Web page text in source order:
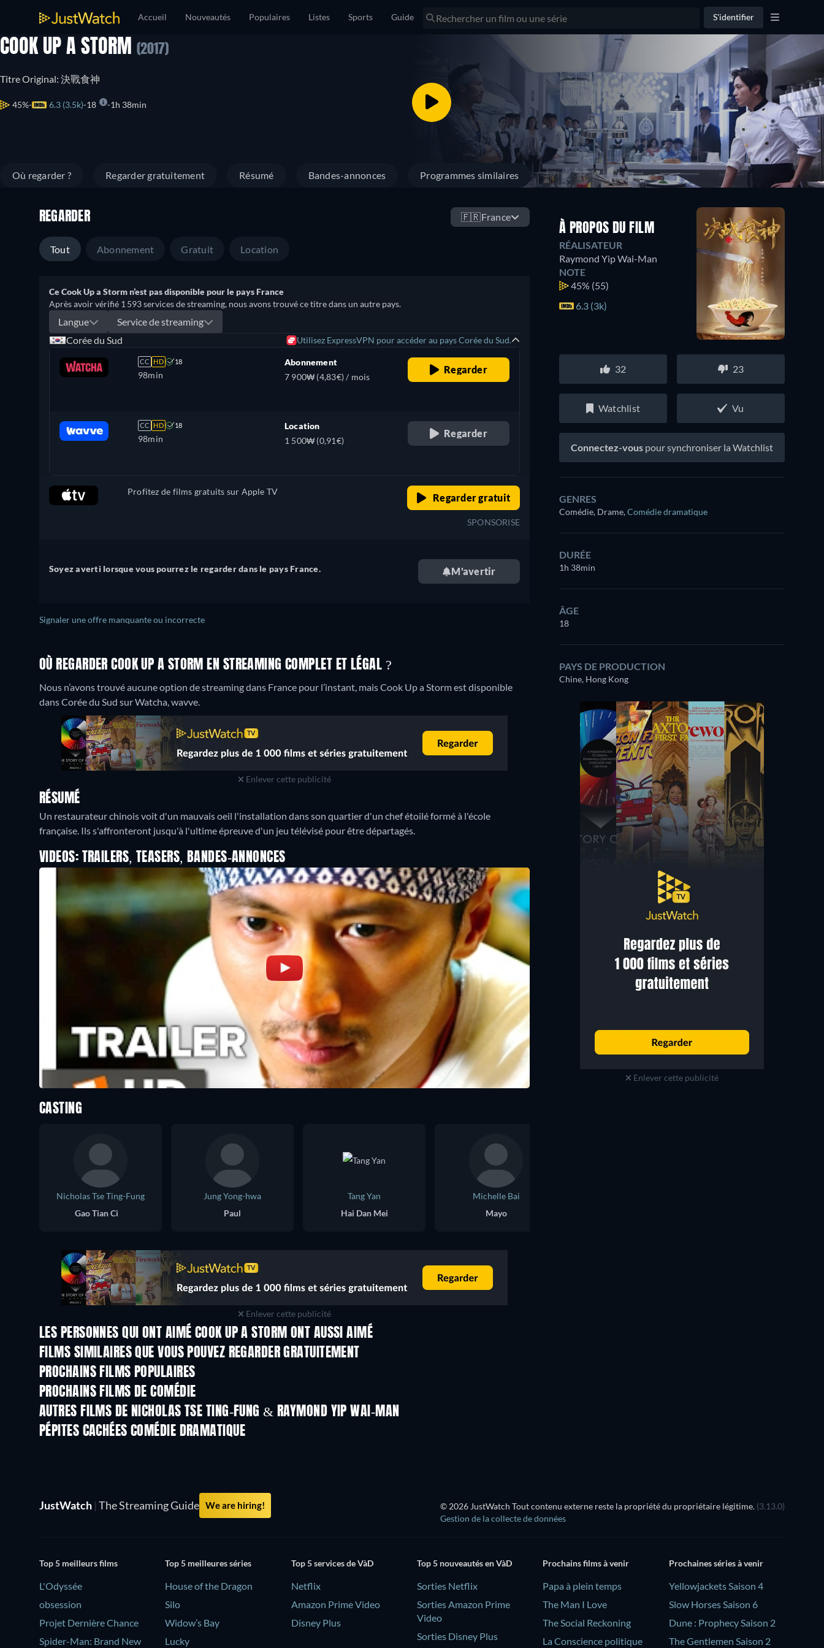
Accueil Nouveautés Populaires Listes Sports Guide S'identifier
COOK UP A STORM (2017)
Titre Original: 決戰食神
45% 6.3 (3.5k) 18 1h 38min
Où regarder ? Regarder gratuitement Résumé Bandes-annonces Programmes similaires
REGARDER 🇫🇷France
Tout Abonnement Gratuit Location
Ce Cook Up a Storm n’est pas disponible pour le pays France
Après avoir vérifié 1 593 services de streaming, nous avons trouvé ce titre dans un autre pays.
Langue
Service de streaming
Corée du Sud
Utilisez ExpressVPN pour accéder au pays Corée du Sud.
CC HD 18
98min
Abonnement
7 900₩ (4,83€) / mois
Regarder
CC HD 18
98min
Location
1 500₩ (0,91€)
Regarder
Profitez de films gratuits sur Apple TV
Regarder gratuit
SPONSORISE
Soyez averti lorsque vous pourrez le regarder dans le pays France. M'avertir
Signaler une offre manquante ou incorrecte
OÙ REGARDER COOK UP A STORM EN STREAMING COMPLET ET LÉGAL ?
Nous n’avons trouvé aucune option de streaming dans France pour l’instant, mais Cook Up a Storm est disponible
dans Corée du Sud sur Watcha, wavve.
Enlever cette publicité
RÉSUMÉ
Un restaurateur chinois voit d'un mauvais oeil l'installation dans son quartier d'un chef étoilé formé à l'école
française. Ils s'affronteront jusqu'à l'ultime épreuve d'un jeu télévisé pour être départagés.
VIDEOS: TRAILERS, TEASERS, BANDES-ANNONCES
À PROPOS DU FILM
RÉALISATEUR
Raymond Yip Wai-Man
NOTE
45% (55)
6.3 (3k)
32 23
Watchlist Vu
Connectez-vous pour synchroniser la Watchlist
GENRES
Comédie, Drame,Comédie dramatique
DURÉE
1h 38min
ÂGE
18
PAYS DE PRODUCTION
Chine, Hong Kong
Enlever cette publicité
CASTING
Nicholas Tse Ting-Fung
Gao Tian Ci
Jung Yong-hwa
Paul
Tang Yan
Hai Dan Mei
Michelle Bai
Mayo
Enlever cette publicité
LES PERSONNES QUI ONT AIMÉ COOK UP A STORM ONT AUSSI AIMÉ
FILMS SIMILAIRES QUE VOUS POUVEZ REGARDER GRATUITEMENT
PROCHAINS FILMS POPULAIRES
PROCHAINS FILMS DE COMÉDIE
AUTRES FILMS DE NICHOLAS TSE TING-FUNG & RAYMOND YIP WAI-MAN
PÉPITES CACHÉES COMÉDIE DRAMATIQUE
JustWatch | The Streaming Guide We are hiring! © 2026 JustWatch Tout contenu externe reste la propriété du propriétaire légitime. (3.13.0)
Gestion de la collecte de données
Top 5 meilleurs films
L'Odyssée
obsession
Projet Dernière Chance
Spider-Man: Brand New
Top 5 meilleures séries
House of the Dragon
Silo
Widow’s Bay
Lucky
Top 5 services de VàD
Netflix
Amazon Prime Video
Disney Plus
Top 5 nouveautés en VàD
Sorties Netflix
Sorties Amazon Prime
Video
Sorties Disney Plus
Prochains films à venir
‎Papa à plein temps
The Man I Love
The Social Reckoning
La Conscience politique
Prochaines séries à venir
Yellowjackets Saison 4
Slow Horses Saison 6
Dune : Prophecy Saison 2
The Gentlemen Saison 2